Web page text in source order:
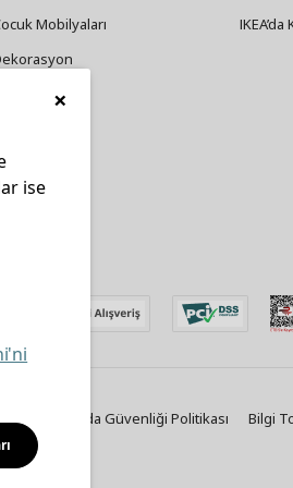
Mobilyaları
Züccaciye
Gıda Güvenliği Politikası Bilgi
×
ise